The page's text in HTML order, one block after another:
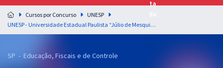
Preparação completa e intensiva para as principais
residências em saúde do Brasil
Cursos por Concurso
UNESP
UNESP - Universidade Estadual Paulista “Júlio de Mesquita Filho" - Conhecimentos Gerais para o Cargo de Enfermeiro
SP - Educação, Fiscais e de Controle